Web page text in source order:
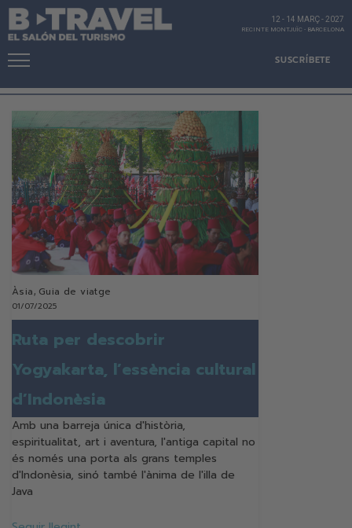
SUSCRÍBETE
12 - 14 MARÇ-2027
RECINTE MONTJUÏC - BARCELONA
Àsia, Guia de viatge
01/07/2025
Ruta per descobrir
Yogyakarta, l’essència cultural
d’Indonèsia
Amb una barreja única d'història,
espiritualitat, art i aventura, l'antiga capital no
és només una porta als grans temples
d'Indonèsia, sinó també l'ànima de l'illa de
Java